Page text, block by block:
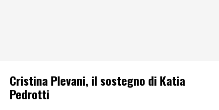
Cristina Plevani, il sostegno di Katia
Pedrotti